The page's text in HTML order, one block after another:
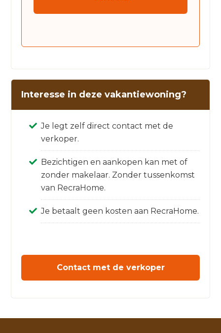
Interesse in deze vakantiewoning?
Je legt zelf direct contact met de
verkoper.
Bezichtigen en aankopen kan met of
zonder makelaar. Zonder tussenkomst
van RecraHome.
Je betaalt geen kosten aan RecraHome.
Contact met de verkoper